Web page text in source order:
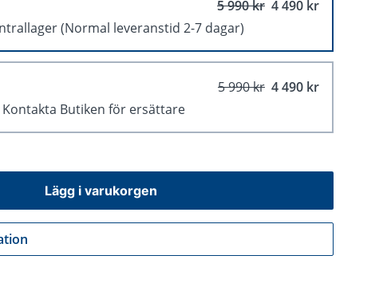
4 490 kr
5 990 kr
(Normal leveranstid 2-7 dagar)
4 490 kr
5 990 kr
Butiken för ersättare
Lägg i varukorgen